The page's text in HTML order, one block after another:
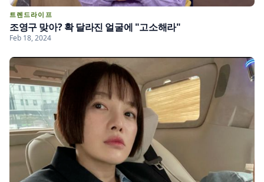
트렌드라이프
조영구 맞아? 확 달라진 얼굴에 "고소해라"
Feb 18, 2024